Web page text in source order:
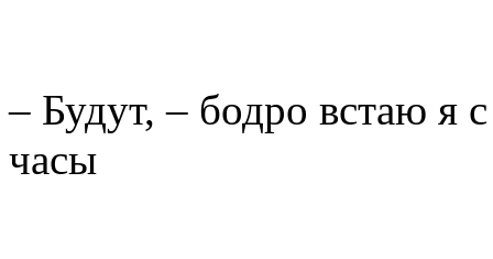
– Будут, – бодро встаю я
часы